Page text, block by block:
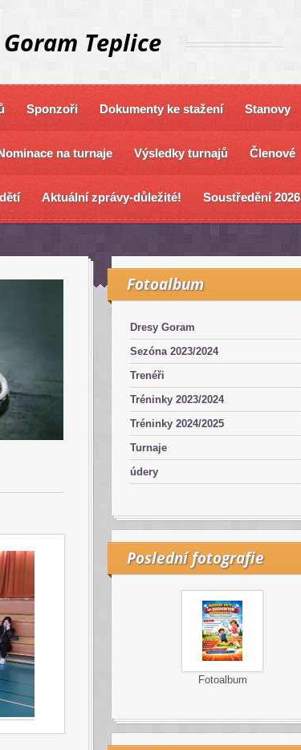
Teplice
Sponzoři Dokumenty ke stažení Stanovy
na turnaje Výsledky turnajů Členové
Aktuální zprávy-důležité! Soustředění 2026
Fotoalbum
Dresy Goram
Sezóna 2023/2024
Trenéři
Tréninky 2023/2024
Tréninky 2024/2025
Turnaje
údery
Poslední fotografie
Fotoalbum